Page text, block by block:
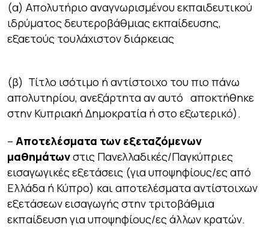
(α) Απολυτήριο αναγνωρισμένου εκπαιδευτικού
ιδρύματος δευτεροβάθμιας εκπαίδευσης,
εξαετούς τουλάχιστον διάρκειας
(β) Τίτλο ισότιμο ή αντίστοιχο του πιο πάνω
απολυτηρίου, ανεξάρτητα αν αυτό αποκτήθηκε
στην Κυπριακή Δημοκρατία ή στο εξωτερικό).
– Αποτελέσματα των εξεταζόμενων
μαθημάτωνστις Πανελλαδικές/Παγκύπριες
εισαγωγικές εξετάσεις (για υποψηφίους/ες από
Ελλάδα ή Κύπρο) και αποτελέσματα αντίστοιχων
εξετάσεων εισαγωγής στην τριτοβάθμια
εκπαίδευση για υποψηφίους/ες άλλων κρατών.